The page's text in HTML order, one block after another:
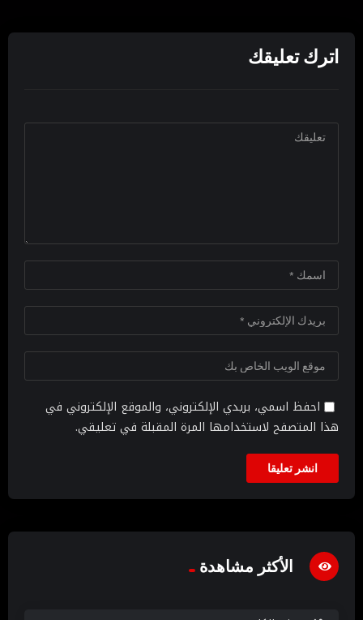
اترك تعليقك
احفظ اسمي، بريدي الإلكتروني، والموقع الإلكتروني في
هذا المتصفح لاستخدامها المرة المقبلة في تعليقي.
الأكثر مشاهدة